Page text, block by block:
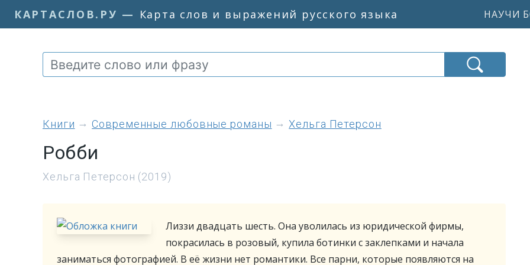
КАРТАСЛОВ.РУ — Карта слов и выражений русского языка НАУЧИ
книги Современные любовные романы Хельга Петерсон
Робби
Хельга Петерсон (2019)
Лиззи двадцать шесть. Она уволилась из юридической фирмы,
покрасилась в розовый, купила ботинки с заклепками и начала
заниматься фотографией. В её жизни нет романтики. Все парни, которые появляются на